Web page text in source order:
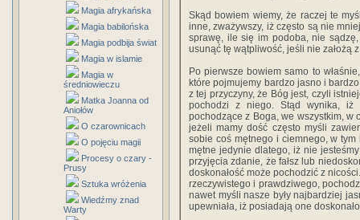
Magia afrykańska
Magia babilońska
Magia podbija świat
Magia w islamie
Magia w
średniowieczu
Matka Joanna od
Aniołów
O czarownicach
O pojęciu magii
Procesy o czary -
Prusy
Sztuka wróżenia
Wiedźmy znad
Warty
Skąd bowiem wiemy, że raczej te
inne, zważywszy, iż często są nie
sprawę, ile się im podoba, nie
usunąć tę wątpliwość, jeśli nie założą
Po pierwsze bowiem samo to
które pojmujemy bardzo jasno i
z tej przyczyny, że Bóg jest, czyli
pochodzi z niego. Stąd wynika,
pochodzące z Boga, we wszystkim, w
jeżeli mamy dość często myśli
sobie coś mętnego i ciemnego, w
mętne jedynie dlatego, iż nie
przyjęcia zdanie, że fałsz lub
doskonałość może pochodzić z
rzeczywistego i prawdziwego,
nawet myśli nasze były najbardziej
upewniała, iż posiadają one